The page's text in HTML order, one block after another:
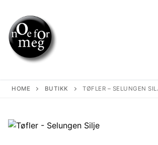
content
HOME BUTIKK TØFLER – SELUNGEN